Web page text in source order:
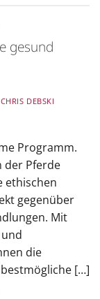
gesund
CHRIS DEBSKI
Programm.
der Pferde
ethischen
gegenüber
Mit
die
[…]